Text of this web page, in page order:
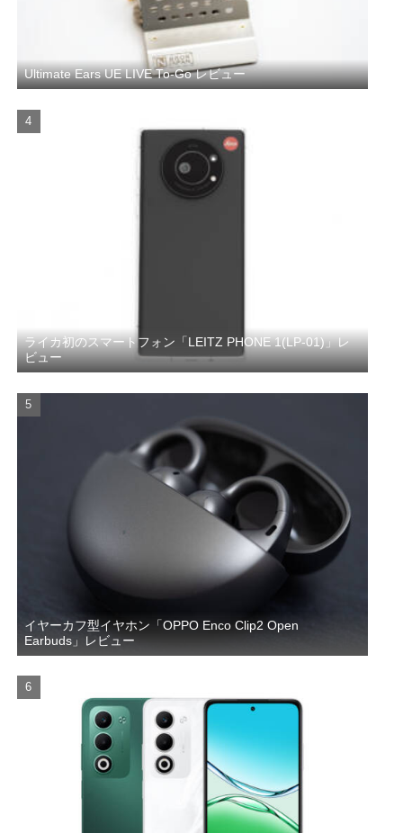
Ultimate Ears UE LIVE To-Go レビュー
ライカ初のスマートフォン「LEITZ PHONE 1(LP-01)」レ
ビュー
イヤーカフ型イヤホン「OPPO Enco Clip2 Open
Earbuds」レビュー